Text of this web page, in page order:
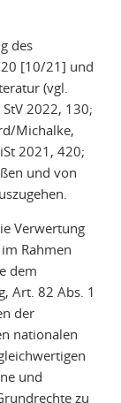
des
20 [10/21] und
(vgl.
2022, 130;
Michalke,
2021, 420;
und von
Verwertung
Rahmen
dem
Art. 82 Abs. 1
der
nationalen
und
zu